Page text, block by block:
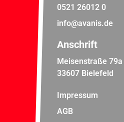
0521 26012 0
info@avanis.de
Anschrift
Meisenstraße 79a
33607 Bielefeld
Impressum
AGB